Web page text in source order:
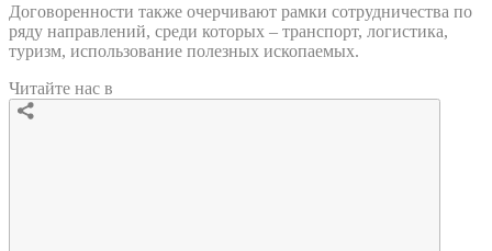
Договоренности также очерчивают рамки сотрудничества по
ряду направлений, среди которых – транспорт, логистика,
туризм, использование полезных ископаемых.
Читайте нас в